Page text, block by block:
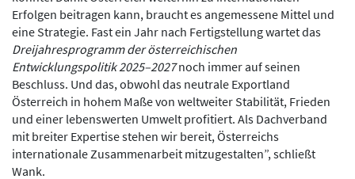
Erfolgen beitragen kann, braucht es angemessene Mittel und
eine Strategie. Fast ein Jahr nach Fertigstellung wartet das
Dreijahresprogramm der österreichischen
Entwicklungspolitik 2025–2027noch immer auf seinen
Beschluss. Und das, obwohl das neutrale Exportland
Österreich in hohem Maße von weltweiter Stabilität, Frieden
und einer lebenswerten Umwelt profitiert. Als Dachverband
mit breiter Expertise stehen wir bereit, Österreichs
internationale Zusammenarbeit mitzugestalten”, schließt
Wank.